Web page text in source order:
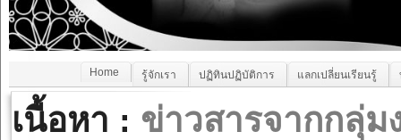
Home รู้จักเรา ปฏิทินปฏิบัติการ แลกเปลี่ยนเรียนรู้
เนื้อหา : ข่าวสารจากกลุ่ม